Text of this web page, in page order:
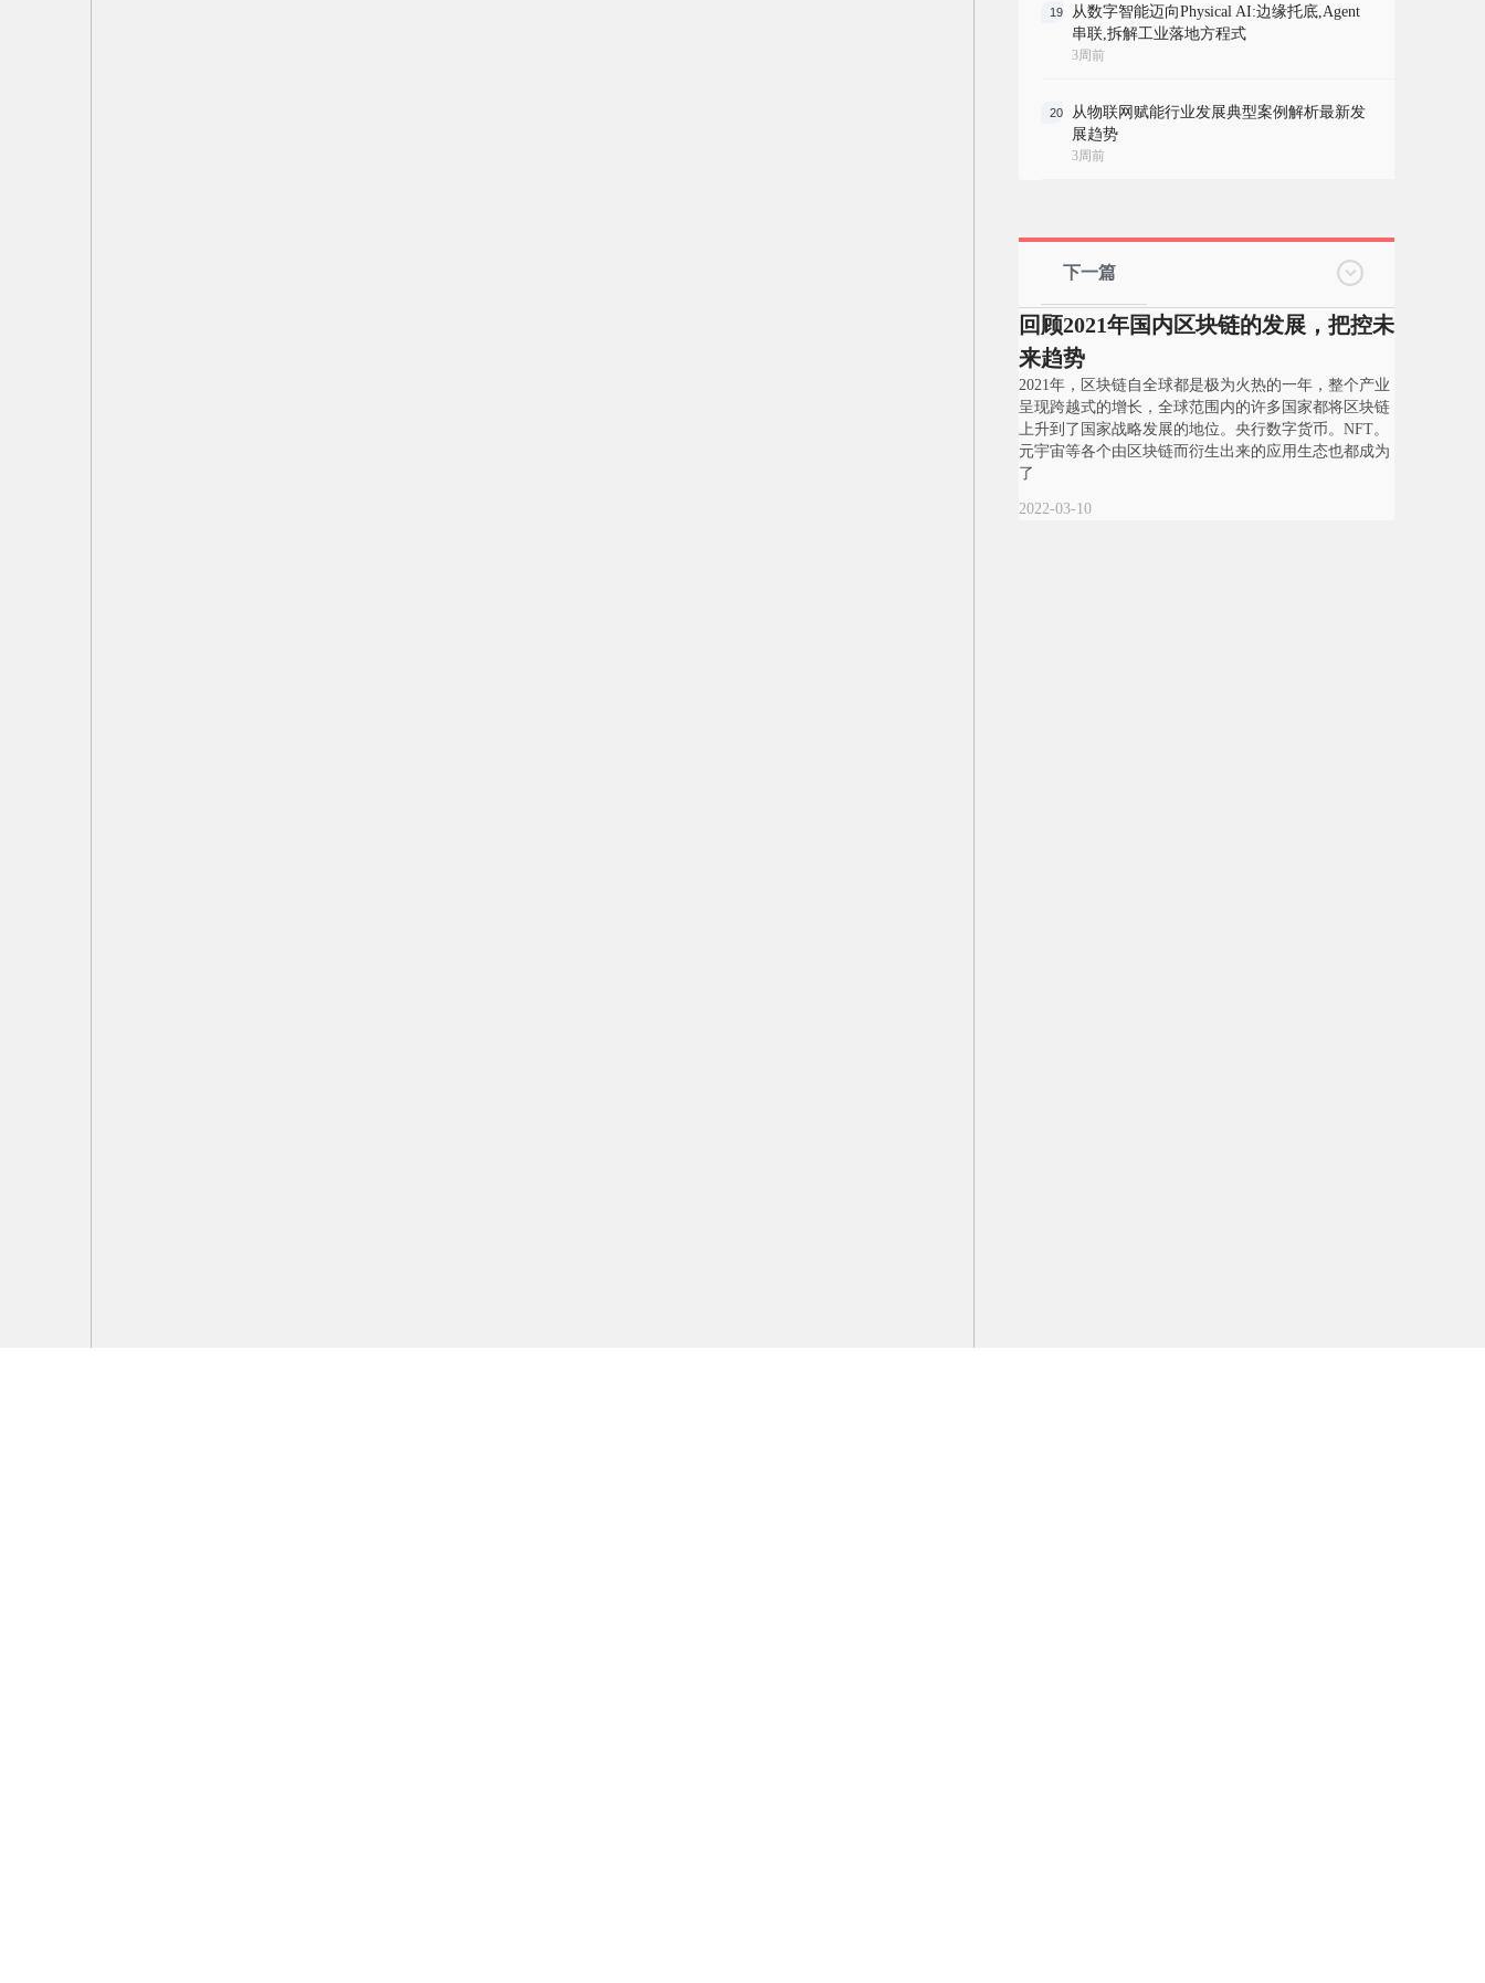
19
从数字智能迈向Physical AI:边缘托底,Agent
串联,拆解工业落地方程式
3周前
20
从物联网赋能行业发展典型案例解析最新发
展趋势
3周前
下一篇
回顾2021年国内区块链的发展，把控未
来趋势
2021年，区块链自全球都是极为火热的一年，整个产业
呈现跨越式的增长，全球范围内的许多国家都将区块链
上升到了国家战略发展的地位。央行数字货币。NFT。
元宇宙等各个由区块链而衍生出来的应用生态也都成为
了
2022-03-10